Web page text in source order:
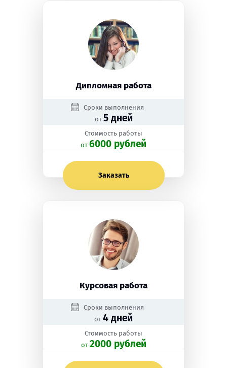
Дипломная работа
Сроки выполнения
от 5 дней
Стоимость работы
oт 6000 рублей
Заказать
Курсовая работа
Сроки выполнения
от 4 дней
Стоимость работы
oт 2000 рублей